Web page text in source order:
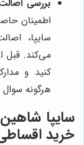
بررسی
اطمینان
سایپا،
می‌کند. قبل
کنید و
هرگونه سوال
سایپا
خرید